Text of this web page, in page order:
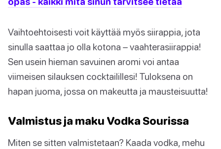
Vaihtoehtoisesti voit käyttää myös siirappia, jota
sinulla saattaa jo olla kotona – vaahterasiirappia!
Sen usein hieman savuinen aromi voi antaa
viimeisen silauksen cocktailillesi! Tuloksena on
hapan juoma, jossa on makeutta ja mausteisuutta!
Valmistus ja maku Vodka Sourissa
Miten se sitten valmistetaan? Kaada vodka, mehu